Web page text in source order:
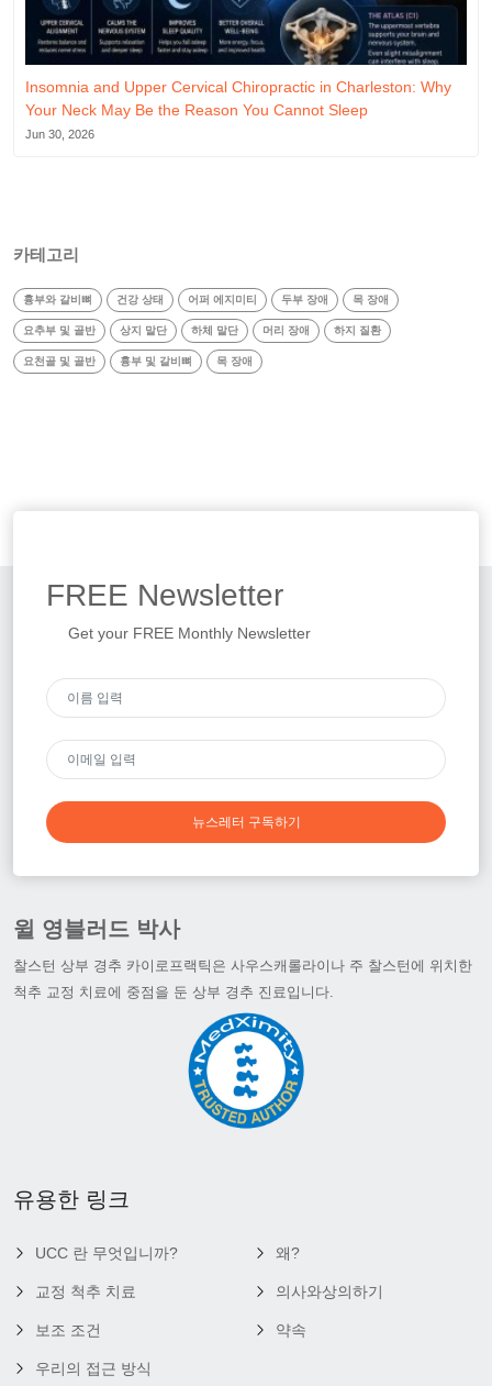
Insomnia and Upper Cervical Chiropractic in Charleston: Why
Your Neck May Be the Reason You Cannot Sleep
Jun 30, 2026
카테고리
흉부와 갈비뼈 건강 상태 어퍼 에지미티 두부 장애 목 장애
요추부 및 골반 상지 말단 하체 말단 머리 장애 하지 질환
요천골 및 골반 흉부 및 갈비뼈 목 장애
FREE Newsletter
Get your FREE Monthly Newsletter
뉴스레터 구독하기
윌 영블러드 박사
찰스턴 상부 경추 카이로프랙틱은 사우스캐롤라이나 주 찰스턴에 위치한
척추 교정 치료에 중점을 둔 상부 경추 진료입니다.
유용한 링크
UCC 란 무엇입니까?
교정 척추 치료
보조 조건
우리의 접근 방식
왜?
의사와상의하기
약속